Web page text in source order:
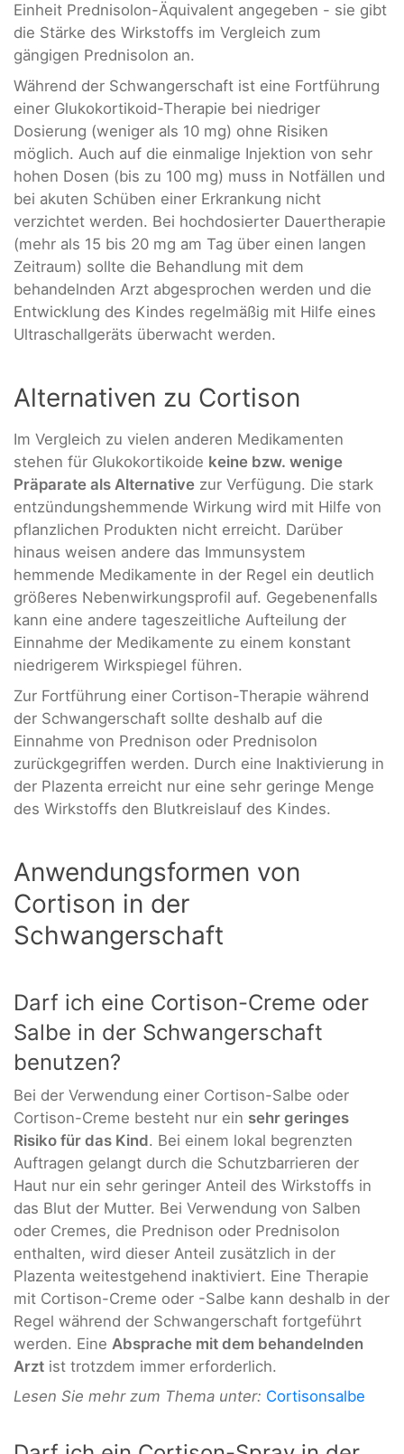
Einheit Prednisolon-Äquivalent angegeben - sie gibt
die Stärke des Wirkstoffs im Vergleich zum
gängigen Prednisolon an.
Während der Schwangerschaft ist eine Fortführung
einer Glukokortikoid-Therapie bei niedriger
Dosierung (weniger als 10 mg) ohne Risiken
möglich. Auch auf die einmalige Injektion von sehr
hohen Dosen (bis zu 100 mg) muss in Notfällen und
bei akuten Schüben einer Erkrankung nicht
verzichtet werden. Bei hochdosierter Dauertherapie
(mehr als 15 bis 20 mg am Tag über einen langen
Zeitraum) sollte die Behandlung mit dem
behandelnden Arzt abgesprochen werden und die
Entwicklung des Kindes regelmäßig mit Hilfe eines
Ultraschallgeräts überwacht werden.
Alternativen zu Cortison
Im Vergleich zu vielen anderen Medikamenten
stehen für Glukokortikoide keine bzw. wenige
Präparate als Alternative zur Verfügung. Die stark
entzündungshemmende Wirkung wird mit Hilfe von
pflanzlichen Produkten nicht erreicht. Darüber
hinaus weisen andere das Immunsystem
hemmende Medikamente in der Regel ein deutlich
größeres Nebenwirkungsprofil auf. Gegebenenfalls
kann eine andere tageszeitliche Aufteilung der
Einnahme der Medikamente zu einem konstant
niedrigerem Wirkspiegel führen.
Zur Fortführung einer Cortison-Therapie während
der Schwangerschaft sollte deshalb auf die
Einnahme von Prednison oder Prednisolon
zurückgegriffen werden. Durch eine Inaktivierung in
der Plazenta erreicht nur eine sehr geringe Menge
des Wirkstoffs den Blutkreislauf des Kindes.
Anwendungsformen von
Cortison in der
Schwangerschaft
Darf ich eine Cortison-Creme oder
Salbe in der Schwangerschaft
benutzen?
Bei der Verwendung einer Cortison-Salbe oder
Cortison-Creme besteht nur ein sehr geringes
Risiko für das Kind. Bei einem lokal begrenzten
Auftragen gelangt durch die Schutzbarrieren der
Haut nur ein sehr geringer Anteil des Wirkstoffs in
das Blut der Mutter. Bei Verwendung von Salben
oder Cremes, die Prednison oder Prednisolon
enthalten, wird dieser Anteil zusätzlich in der
Plazenta weitestgehend inaktiviert. Eine Therapie
mit Cortison-Creme oder -Salbe kann deshalb in der
Regel während der Schwangerschaft fortgeführt
werden. Eine Absprache mit dem behandelnden
Arzt ist trotzdem immer erforderlich.
Lesen Sie mehr zum Thema unter: Cortisonsalbe